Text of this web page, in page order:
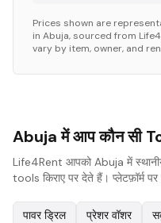
Prices shown are
in Abuja, sourced from
vary by item, owner, and
Abuja में आप कौन सी
Life4Rent आपको Abuja में स्थानीय
tools किराए पर देते हैं। प्लेटफ़ॉर्म
पावर ड्रिल प्रेशर वॉशर